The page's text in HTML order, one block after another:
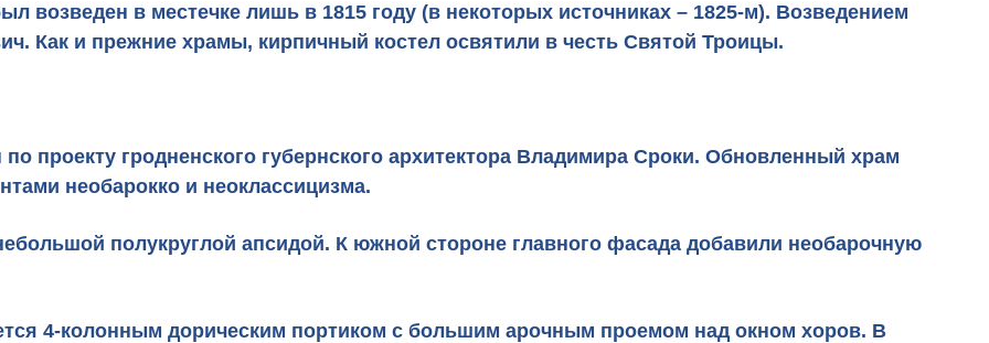
возведен в местечке лишь в 1815 году (в некоторых источниках – 1825-м). Возведением
Как и прежние храмы, кирпичный костел освятили в честь Святой Троицы.
проекту гродненского губернского архитектора Владимира Сроки. Обновленный храм
необарокко и неоклассицизма.
полукруглой апсидой. К южной стороне главного фасада добавили необарочную
4-колонным дорическим портиком с большим арочным проемом над окном хоров. В